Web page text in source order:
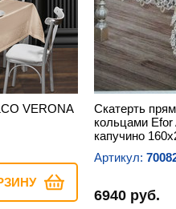
VERONA
Скатерть
кольцами
капучино
Артикул:
6940 руб.